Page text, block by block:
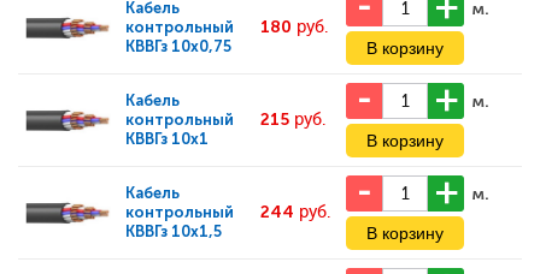
Кабель
контрольный
КВВГз 10х0,75
180 руб.
м.
Кабель
контрольный
КВВГз 10х1
215 руб.
м.
Кабель
контрольный
КВВГз 10х1,5
244 руб.
м.